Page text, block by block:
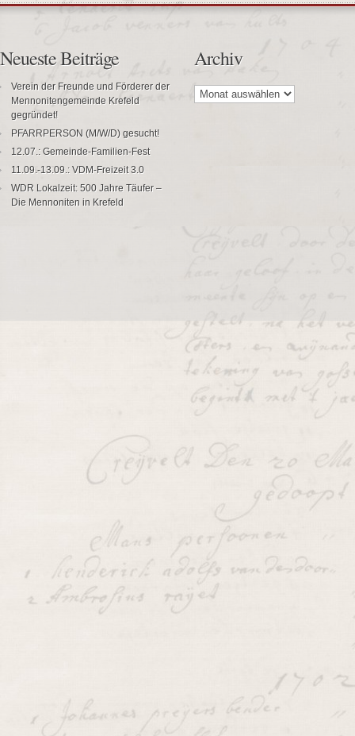
Neueste Beiträge
Verein der Freunde und Förderer der
Mennonitengemeinde Krefeld
gegründet!
PFARRPERSON (M/W/D) gesucht!
12.07.: Gemeinde-Familien-Fest
11.09.-13.09.: VDM-Freizeit 3.0
WDR Lokalzeit: 500 Jahre Täufer –
Die Mennoniten in Krefeld
Archiv
Archiv